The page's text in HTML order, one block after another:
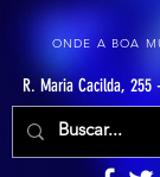
ONDE A BOA
R. Maria Cacilda, 255